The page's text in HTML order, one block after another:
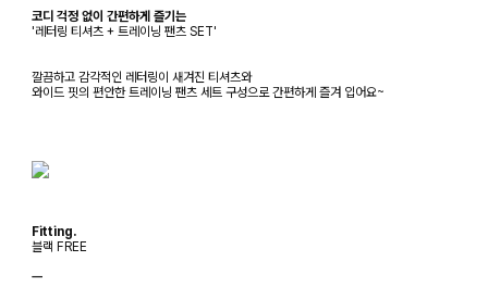
코디 걱정 없이 간편하게 즐기는
'레터링 티셔츠 + 트레이닝 팬츠 SET'
깔끔하고 감각적인 레터링이 새겨진 티셔츠와
와이드 핏의 편안한 트레이닝 팬츠 세트 구성으로 간편하게 즐겨 입어요~
Fitting.
블랙 FREE
ㅡ